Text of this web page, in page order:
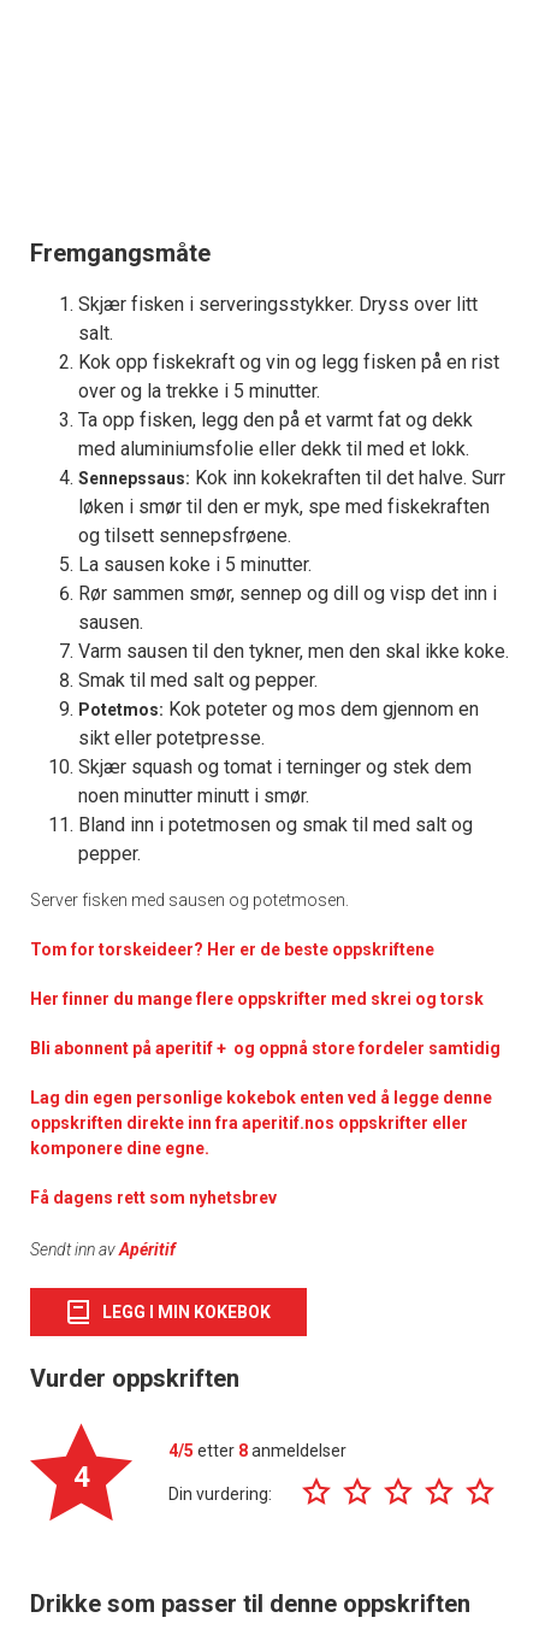
Fremgangsmåte
Skjær fisken i serveringsstykker. Dryss over litt
salt.
Kok opp fiskekraft og vin og legg fisken på en rist
over og la trekke i 5 minutter.
Ta opp fisken, legg den på et varmt fat og dekk
med aluminiumsfolie eller dekk til med et lokk.
Sennepssaus: Kok inn kokekraften til det halve. Surr
løken i smør til den er myk, spe med fiskekraften
og tilsett sennepsfrøene.
La sausen koke i 5 minutter.
Rør sammen smør, sennep og dill og visp det inn i
sausen.
Varm sausen til den tykner, men den skal ikke koke.
Smak til med salt og pepper.
Potetmos: Kok poteter og mos dem gjennom en
sikt eller potetpresse.
Skjær squash og tomat i terninger og stek dem
noen minutter minutt i smør.
Bland inn i potetmosen og smak til med salt og
pepper.
Server fisken med sausen og potetmosen.
Tom for torskeideer? Her er de beste oppskriftene
Her finner du mange flere oppskrifter med skrei og torsk
Bli abonnent på aperitif + og oppnå store fordeler samtidig
Lag din egen personlige kokebok enten ved å legge denne
oppskriften direkte inn fra aperitif.nos oppskrifter eller
komponere dine egne.
Få dagens rett som nyhetsbrev
Sendt inn avApéritif
LEGG I MIN KOKEBOK
Vurder oppskriften
4
4/5 etter 8anmeldelser
Din vurdering:
Drikke som passer til denne oppskriften